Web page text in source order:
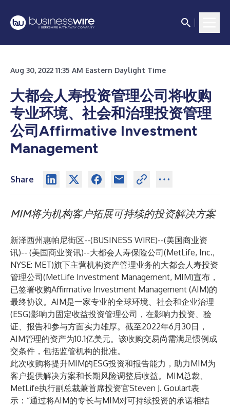
Aug 30, 2022 11:35 AM Eastern Daylight Time
大都会人寿投资管理公司将收购
专业环境、社会和治理投资管理
公司Affirmative Investment
Management
Share
MIM将为机构客户拓展可持续的投资解决方案
新泽西州惠帕尼街区--(BUSINESS WIRE)--(美国商业资
讯)-- (美国商业资讯)--大都会人寿保险公司(MetLife, Inc.,
NYSE: MET)旗下主营机构资产管理业务的大都会人寿投资
管理公司(MetLife Investment Management, MIM)宣布，
已签署收购Affirmative Investment Management (AIM)的
最终协议。AIM是一家专业的全球环境、社会和企业治理
(ESG)影响力固定收益投资管理公司，在影响力投资、验
证、报告和参与方面实力雄厚。截至2022年6月30日，
AIM管理的资产为10.1亿美元。该收购交易尚需满足惯例成
交条件，包括监管机构的批准。
此次收购将提升MIM的ESG投资和报告能力，助力MIM为
客户提供解决方案和长期风险调整后收益。MIM总裁、
MetLife执行副总裁兼首席投资官Steven J. Goulart表
示：“通过将AIM的专长与MIM对可持续投资的承诺相结